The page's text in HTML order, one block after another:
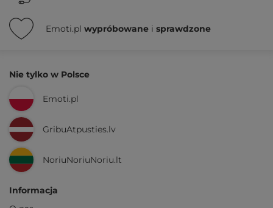
Emoti.pl wypróbowane i sprawdzone
Nie tylko w Polsce
Emoti.pl
GribuAtpusties.lv
NoriuNoriuNoriu.lt
Informacja